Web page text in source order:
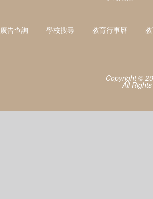
廣告查詢 學校搜尋 教育行事曆
Copyright ©
All